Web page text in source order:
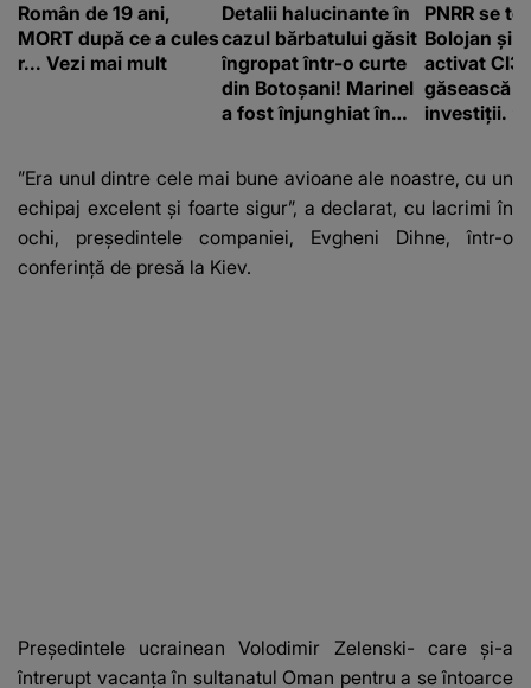
Român de 19 ani,
MORT după ce a cules
r... Vezi mai mult
Detalii halucinante în
cazul bărbatului găsit
îngropat într-o curte
din Botoșani! Marinel
a fost înjunghiat în
suspecți
PNRR se
Bolojan și
activat
găsească
investiții.
”Era unul dintre cele mai bune avioane ale noastre, cu un
echipaj excelent şi foarte sigur”, a declarat, cu lacrimi în
ochi, preşedintele companiei, Evgheni Dihne, într-o
conferinţă de presă la Kiev.
Preşedintele ucrainean Volodimir Zelenski- care şi-a
întrerupt vacanţa în sultanatul Oman pentru a se întoarce